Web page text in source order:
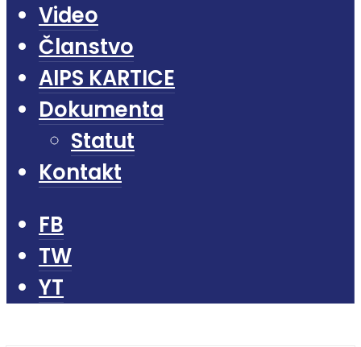
Video
Članstvo
AIPS KARTICE
Dokumenta
Statut
Kontakt
FB
TW
YT